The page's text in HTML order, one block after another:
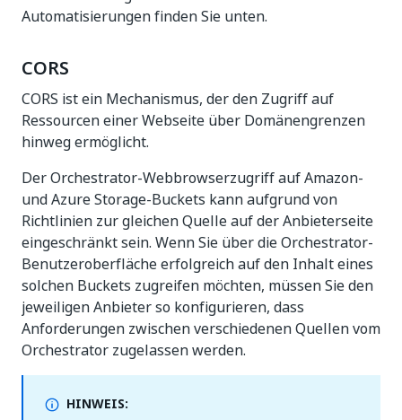
Automatisierungen finden Sie unten.
CORS
CORS ist ein Mechanismus, der den Zugriff auf
Ressourcen einer Webseite über Domänengrenzen
hinweg ermöglicht.
Der Orchestrator-Webbrowserzugriff auf Amazon-
und Azure Storage-Buckets kann aufgrund von
Richtlinien zur gleichen Quelle auf der Anbieterseite
eingeschränkt sein. Wenn Sie über die Orchestrator-
Benutzeroberfläche erfolgreich auf den Inhalt eines
solchen Buckets zugreifen möchten, müssen Sie den
jeweiligen Anbieter so konfigurieren, dass
Anforderungen zwischen verschiedenen Quellen vom
Orchestrator zugelassen werden.
HINWEIS: